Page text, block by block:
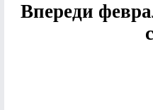
Впереди